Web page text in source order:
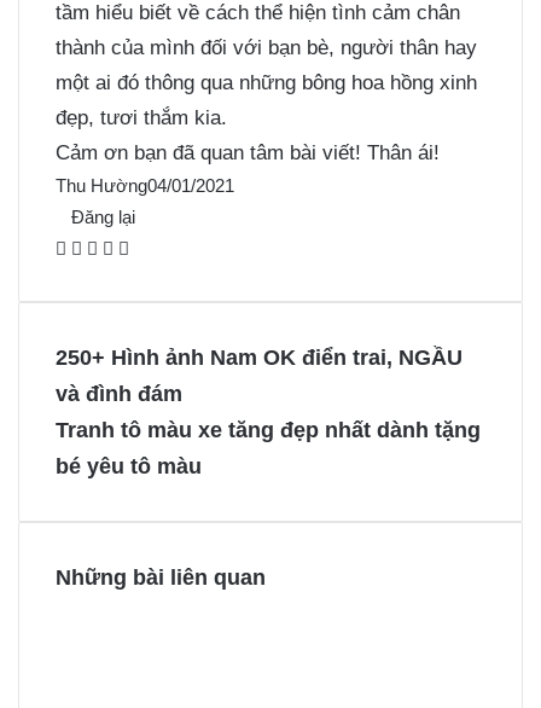
tầm hiểu biết về cách thể hiện tình cảm chân
thành của mình đối với bạn bè, người thân hay
một ai đó thông qua những bông hoa hồng xinh
đẹp, tươi thắm kia.
Cảm ơn bạn đã quan tâm bài viết! Thân ái!
Thu Hường04/01/2021
Đăng lại
F
o
o
k
X P
r
e
s
M
n
g
e
n
g
e
250+ Hình ảnh Nam OK điển trai, NGẦU
và đình đám
Tranh tô màu xe tăng đẹp nhất dành tặng
bé yêu tô màu
Những bài liên quan